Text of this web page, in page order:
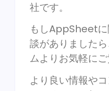
社です。
もしAppSheet
談がありました
ムよりお気軽にご
より良い情報や